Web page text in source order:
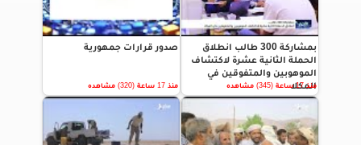
بمشاركة 300 طالب انطلاق
الحملة الثانية عشرة لاكتشاف
الموهوبين والمتفوقين في
المكلا
منذ 17 ساعة (345) مشاهده
صدور قرارات جمهورية
منذ 17 ساعة (320) مشاهده